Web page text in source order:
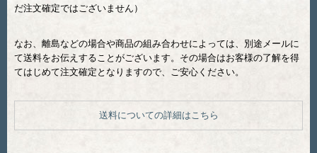
だ注文確定ではございません）
なお、離島などの場合や商品の組み合わせによっては、別途メールに
て送料をお伝えすることがございます。その場合はお客様の了解を得
てはじめて注文確定となりますので、ご安心ください。
送料についての詳細はこちら